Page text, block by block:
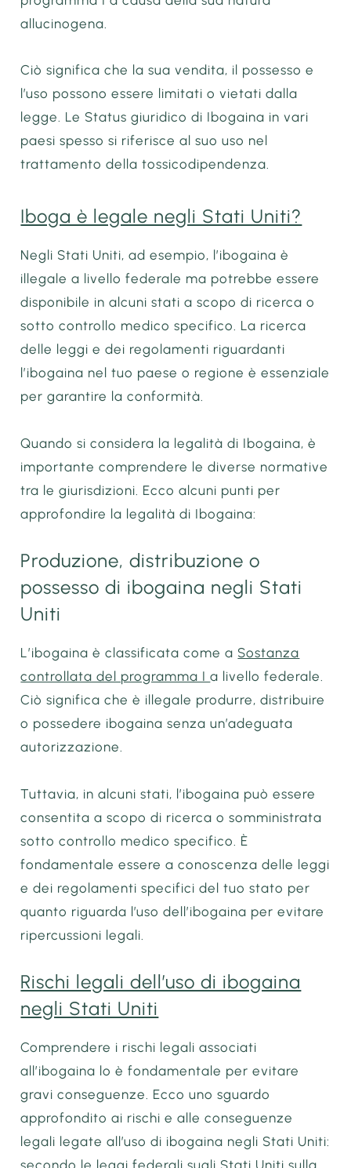
allucinogena.
Ciò significa che la sua vendita, il possesso e
l’uso possono essere limitati o vietati dalla
legge. Le Status giuridico di Ibogaina in vari
paesi spesso si riferisce al suo uso nel
trattamento della tossicodipendenza.
Iboga è legale negli Stati Uniti?
Negli Stati Uniti, ad esempio, l’ibogaina è
illegale a livello federale ma potrebbe essere
disponibile in alcuni stati a scopo di ricerca o
sotto controllo medico specifico. La ricerca
delle leggi e dei regolamenti riguardanti
l’ibogaina nel tuo paese o regione è essenziale
per garantire la conformità.
Quando si considera la legalità di Ibogaina, è
importante comprendere le diverse normative
tra le giurisdizioni. Ecco alcuni punti per
approfondire la legalità di Ibogaina:
Produzione, distribuzione o
possesso di ibogaina negli Stati
Uniti
L’ibogaina è classificata come a Sostanza
controllata del programma Ia livello federale.
Ciò significa che è illegale produrre, distribuire
o possedere ibogaina senza un’adeguata
autorizzazione.
Tuttavia, in alcuni stati, l’ibogaina può essere
consentita a scopo di ricerca o somministrata
sotto controllo medico specifico. È
fondamentale essere a conoscenza delle leggi
e dei regolamenti specifici del tuo stato per
quanto riguarda l’uso dell’ibogaina per evitare
ripercussioni legali.
Rischi legali dell’uso di ibogaina
negli Stati Uniti
Comprendere i rischi legali associati
all’ibogaina lo è fondamentale per evitare
gravi conseguenze. Ecco uno sguardo
approfondito ai rischi e alle conseguenze
legali legate all’uso di ibogaina negli Stati Uniti: